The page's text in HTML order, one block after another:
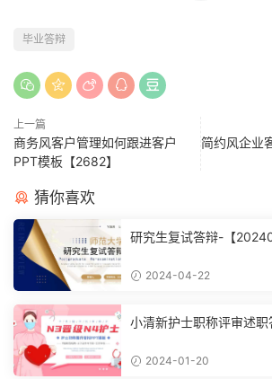
毕业答辩
上一篇
商务风客户管理如何跟进客户
PPT模板【2682】
简约风企业
猜你喜欢
研究生复试答辩-【
2024-04-22
小清新护士职称评审述职
2024-01-20